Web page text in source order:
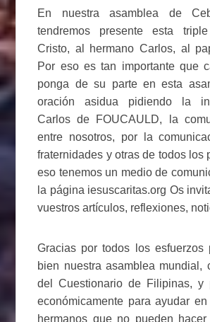
En nuestra asamblea de
tendremos presente esta
Cristo, al hermano Carlos, al
Por eso es tan importante que
ponga de su parte en esta
oración asidua pidiendo la
Carlos de FOUCAULD, la
entre nosotros, por la
fraternidades y otras de todos
eso tenemos un medio de
la página iesuscaritas.org Os
vuestros artículos, reflexiones,
Gracias por todos los esfuerzos
bien nuestra asamblea mundial,
del Cuestionario de Filipinas, y
económicamente para ayudar
hermanos que no pueden